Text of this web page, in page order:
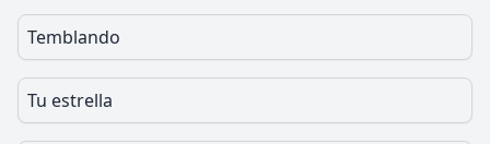
Temblando
Tu estrella